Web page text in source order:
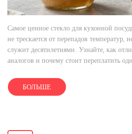
Самое ценное стекло для кухонной
не трескается от перепадов температур,
служит десятилетиями. Узнайте, как
аналогов и почему стоит переплатить
БОЛЬШЕ